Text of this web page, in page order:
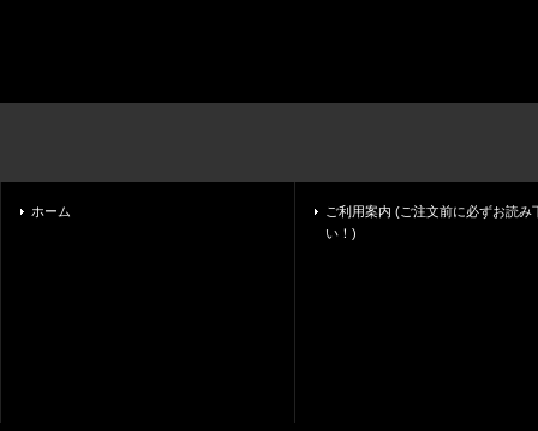
ホーム
ご利用案内 (ご注文前に必ずお読み
い！)